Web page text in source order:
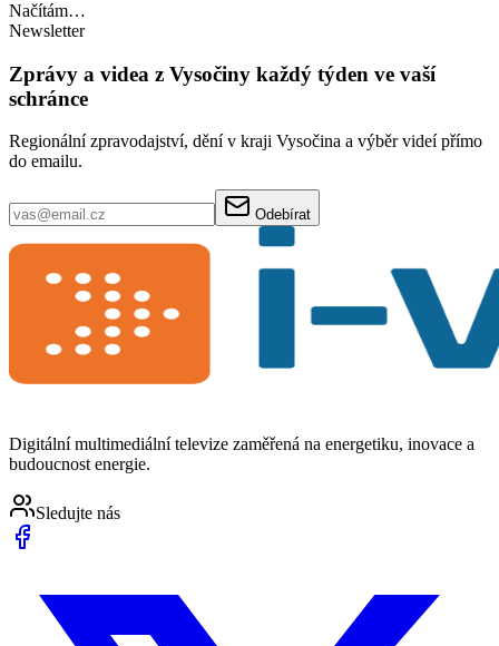
Načítám…
Newsletter
Zprávy a videa z Vysočiny každý týden ve vaší
schránce
Regionální zpravodajství, dění v kraji Vysočina a výběr videí přímo
do emailu.
Odebírat
Digitální multimediální televize zaměřená na energetiku, inovace a
budoucnost energie.
Sledujte nás